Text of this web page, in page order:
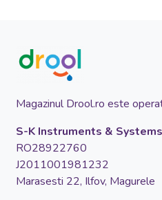
Magazinul Drool.ro este
S-K Instruments &
RO28922760
J2011001981232
Marasesti 22, Ilfov, Magurele